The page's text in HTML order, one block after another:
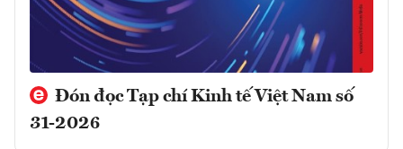
Đón đọc Tạp chí Kinh tế Việt Nam số
31-2026